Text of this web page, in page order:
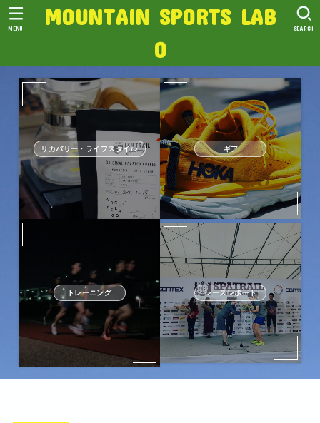
MOUNTAIN SPORTS LAB
O
SEARCH
MENU
リカバリー・ライフスタイル ギア
トレーニング レースレポート